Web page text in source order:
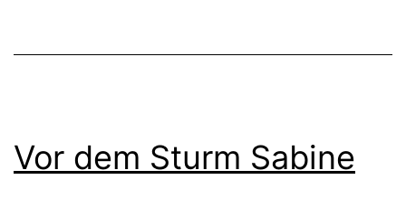
Vor dem Sturm Sabine